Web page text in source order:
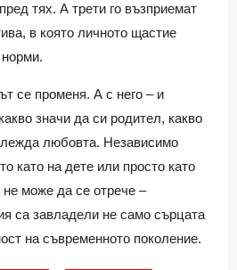
тях. А трети го възприемат
в която личното щастие
се променя. А с него – и
значи да си родител, какво
любовта. Независимо
като на дете или просто като
може да се отрече –
са завладели не само сърцата
на съвременното поколение.